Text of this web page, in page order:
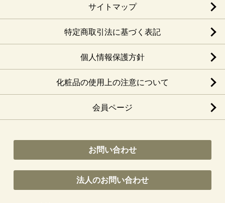
サイトマップ
特定商取引法に基づく表記
個人情報保護方針
化粧品の使用上の注意について
会員ページ
お問い合わせ
法人のお問い合わせ